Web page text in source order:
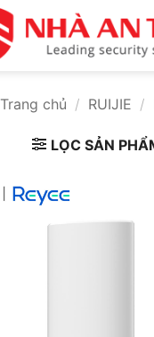
Trang chủ / RUIJIE /
LỌC SẢN